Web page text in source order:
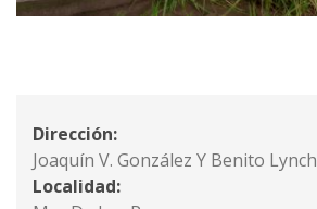
Dirección:
Joaquín V. González Y Benito Lynch
Localidad: